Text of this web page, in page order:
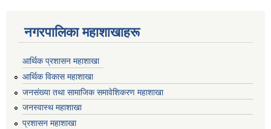
नगरपालिका महाशाखाहरू
आर्थिक प्रशासन महाशाखा
आर्थिक विकास महाशाखा
जनसंख्या तथा सामाजिक समावेशिकरण महाशाखा
जनस्वास्थ महाशाखा
प्रशासन महाशाखा